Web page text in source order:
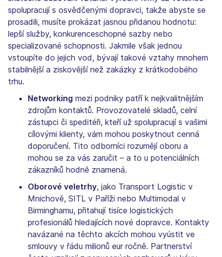
spolupracují s osvědčenými dopravci, takže abyste se
prosadili, musíte prokázat jasnou přidanou hodnotu:
lepší služby, konkurenceschopné sazby nebo
specializované schopnosti. Jakmile však jednou
vstoupíte do jejich vod, bývají takové vztahy mnohem
stabilnější a ziskovější než zakázky z krátkodobého
trhu.
Networking mezi podniky patří k nejkvalitnějším
zdrojům kontaktů. Provozovatelé skladů, celní
zástupci či speditéři, kteří už spolupracují s vašimi
cílovými klienty, vám mohou poskytnout cenná
doporučení. Tito odborníci rozumějí oboru a
mohou se za vás zaručit – a to u potenciálních
zákazníků hodně znamená.
Oborové veletrhy, jako Transport Logistic v
Mnichově, SITL v Paříži nebo Multimodal v
Birminghamu, přitahují tisíce logistických
profesionálů hledajících nové dopravce. Kontakty
navázané na těchto akcích mohou vyústit ve
smlouvy v řádu milionů eur ročně. Partnerství